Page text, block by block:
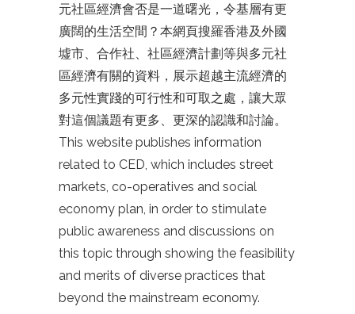
元社區經濟會否是一道曙光，令基層有更
廣闊的生活空間？本網頁搜羅香港及外國
墟市、合作社、社區經濟計劃等與多元社
區經濟有關的資料，展示超越主流經濟的
多元性實踐的可行性和可取之處，讓大眾
對這個議題有更多、更深的認識和討論。
This website publishes information
related to CED, which includes street
markets, co-operatives and social
economy plan, in order to stimulate
public awareness and discussions on
this topic through showing the feasibility
and merits of diverse practices that
beyond the mainstream economy.